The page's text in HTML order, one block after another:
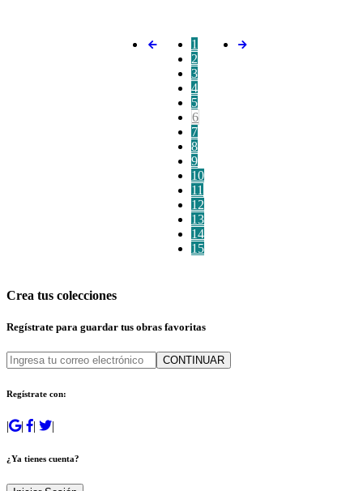
1
2
3
4
5
6
7
8
9
10
11
12
13
14
15
Crea tus colecciones
Regístrate para guardar tus obras favoritas
CONTINUAR
Regístrate con:
| | | |
¿Ya tienes cuenta?